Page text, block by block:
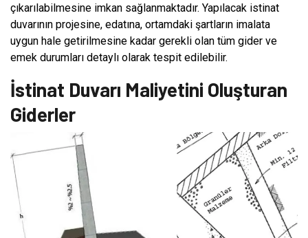
çıkarılabilmesine imkan sağlanmaktadır. Yapılacak istinat
duvarının projesine, edatına, ortamdaki şartların imalata
uygun hale getirilmesine kadar gerekli olan tüm gider ve
emek durumları detaylı olarak tespit edilebilir.
İstinat Duvarı Maliyetini Oluşturan
Giderler